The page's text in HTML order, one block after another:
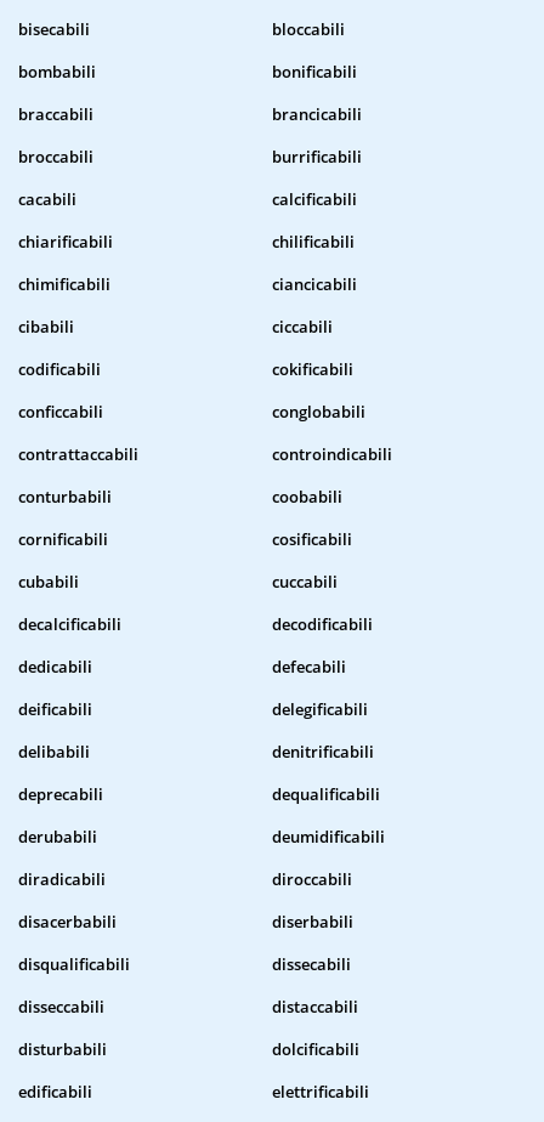
bisecabili
bloccabili
bombabili
bonificabili
braccabili
brancicabili
broccabili
burrificabili
cacabili
calcificabili
chiarificabili
chilificabili
chimificabili
ciancicabili
cibabili
ciccabili
codificabili
cokificabili
conficcabili
conglobabili
contrattaccabili
controindicabili
conturbabili
coobabili
cornificabili
cosificabili
cubabili
cuccabili
decalcificabili
decodificabili
dedicabili
defecabili
deificabili
delegificabili
delibabili
denitrificabili
deprecabili
dequalificabili
derubabili
deumidificabili
diradicabili
diroccabili
disacerbabili
diserbabili
disqualificabili
dissecabili
disseccabili
distaccabili
disturbabili
dolcificabili
edificabili
elettrificabili